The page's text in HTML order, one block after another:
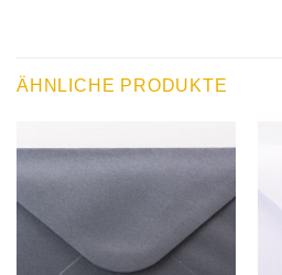
ÄHNLICHE PRODUKTE